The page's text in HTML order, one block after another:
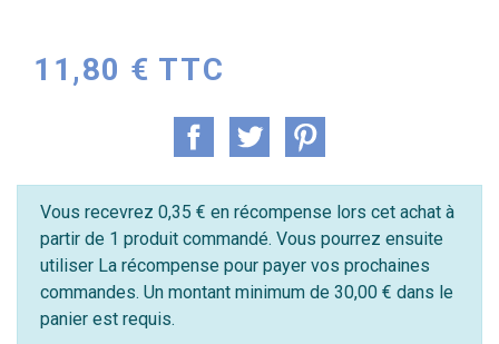
11,80 € TTC
Vous recevrez 0,35 € en récompense lors cet achat à
partir de 1 produit commandé. Vous pourrez ensuite
utiliser La récompense pour payer vos prochaines
commandes. Un montant minimum de 30,00 € dans le
panier est requis.